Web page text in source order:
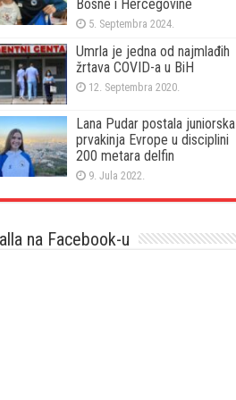
Bosne i Hercegovine
5. Septembra 2024.
Umrla je jedna od najmlađih
žrtava COVID-a u BiH
12. Septembra 2020.
Lana Pudar postala juniorska
prvakinja Evrope u disciplini
200 metara delfin
9. Jula 2022.
na Facebook-u